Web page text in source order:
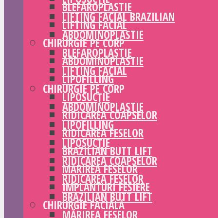
BLEFAROPLASTIE
LIFTING FACIAL
CHIRURGIE PE CORP
ABDOMINOPLASTIE
LIPOFILLING
LIPOSUCȚIE
RIDICAREA COAPSELOR
RIDICAREA FESELOR
BRAZILIAN BUTT LIFT
MĂRIREA FESELOR
IMPLANTURI FESIERE
CHIRURGIE FACIALĂ
LIFTING FACIAL BRAZILIAN
ABDOMINOPLASTIE
BLEFAROPLASTIE
LIFTING FACIAL
CHIRURGIE PE CORP
ABDOMINOPLASTIE
LIPOFILLING
LIPOSUCȚIE
RIDICAREA COAPSELOR
RIDICAREA FESELOR
BRAZILIAN BUTT LIFT
MĂRIREA FESELOR